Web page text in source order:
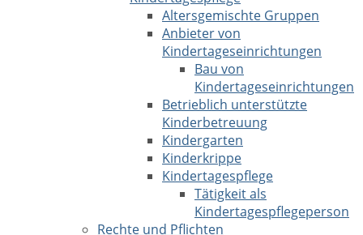
Altersgemischte Gruppen
Anbieter von
Kindertageseinrichtungen
Bau von
Kindertageseinrichtungen
Betrieblich unterstützte
Kinderbetreuung
Kindergarten
Kinderkrippe
Kindertagespflege
Tätigkeit als
Kindertagespflegeperson
Rechte und Pflichten